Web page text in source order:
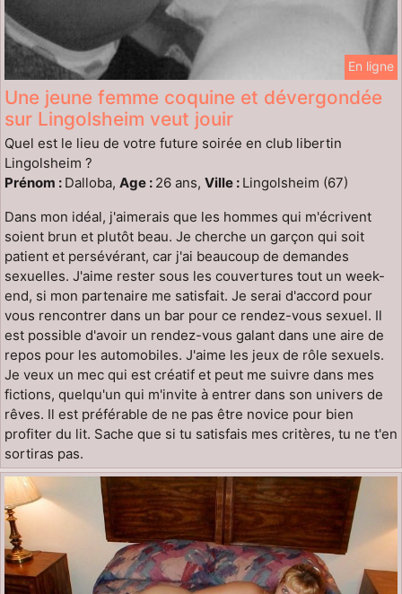
En ligne
Une jeune femme coquine et dévergondée
sur Lingolsheim veut jouir
Quel est le lieu de votre future soirée en club libertin
Lingolsheim ?
Prénom : Dalloba, Age : 26 ans, Ville : Lingolsheim (67)
Dans mon idéal, j'aimerais que les hommes qui m'écrivent
soient brun et plutôt beau. Je cherche un garçon qui soit
patient et persévérant, car j'ai beaucoup de demandes
sexuelles. J'aime rester sous les couvertures tout un week-
end, si mon partenaire me satisfait. Je serai d'accord pour
vous rencontrer dans un bar pour ce rendez-vous sexuel. Il
est possible d'avoir un rendez-vous galant dans une aire de
repos pour les automobiles. J'aime les jeux de rôle sexuels.
Je veux un mec qui est créatif et peut me suivre dans mes
fictions, quelqu'un qui m'invite à entrer dans son univers de
rêves. Il est préférable de ne pas être novice pour bien
profiter du lit. Sache que si tu satisfais mes critères, tu ne t'en
sortiras pas.